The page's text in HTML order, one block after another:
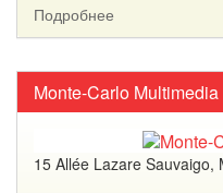
Подробнее
Monte-Carlo Multimedia
15 Allée Lazare Sauvaigo,